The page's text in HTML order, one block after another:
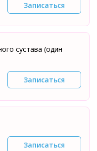
Записаться
сустава (один
Записаться
Записаться